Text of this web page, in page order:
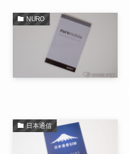
NURO
日本通信